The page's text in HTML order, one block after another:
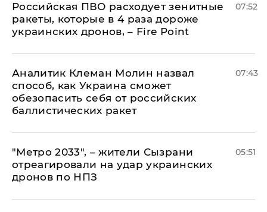
Российская ПВО расходует зенитные
ракеты, которые в 4 раза дороже
украинских дронов, – Fire Point
07:52
Аналитик Клеман Молин назвал
способ, как Украина сможет
обезопасить себя от российских
баллистических ракет
07:43
"Метро 2033", – жители Сызрани
отреагировали на удар украинских
дронов по НПЗ
05:51